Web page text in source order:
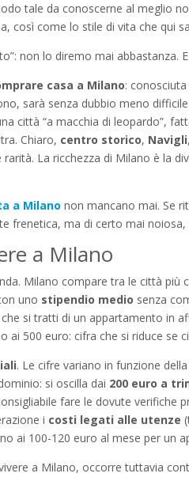
tale da conoscerne al meglio
così come lo stile di vita che qui
non lo diremo mai abbastanza.
casa a Milano:
sarà senza dubbio meno
città “a macchia di leopardo”,
Chiaro, centro storico, Navigli,
La ricchezza di Milano è la
a Milano non mancano mai. Se
frenetica, ma di certo mai
a Milano
Milano compare tra le città più
uno stipendio medio senza
che si tratti di un appartamento in
ai 500 euro: cifra che si riduce se
. Le cifre variano in funzione
si oscilla dai 200 euro a
fare le dovute verifiche
i costi legati alle utenze
ai 100-120 euro al mese per un
a Milano, occorre tuttavia